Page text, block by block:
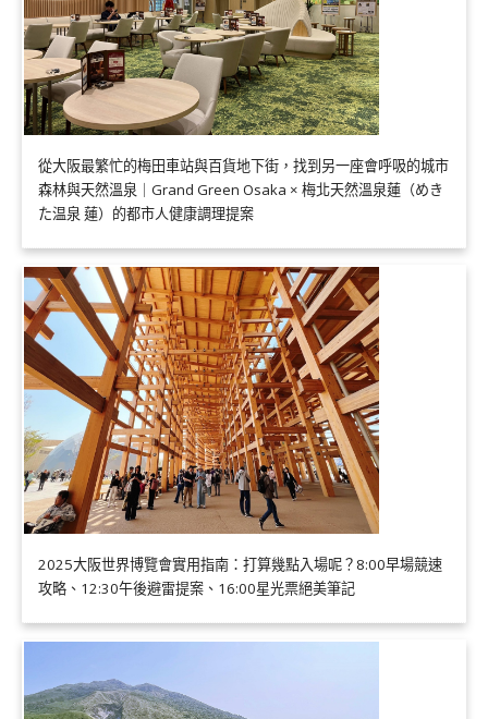
從大阪最繁忙的梅田車站與百貨地下街，找到另一座會呼吸的城市
森林與天然溫泉｜Grand Green Osaka × 梅北天然溫泉蓮（めき
た温泉 蓮）的都市人健康調理提案
2025大阪世界博覽會實用指南：打算幾點入場呢？8:00早場競速
攻略、12:30午後避雷提案、16:00星光票絕美筆記